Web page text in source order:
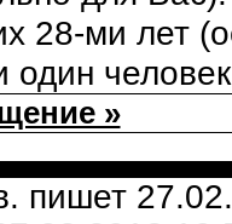
28-ми лет
один
»
пишет